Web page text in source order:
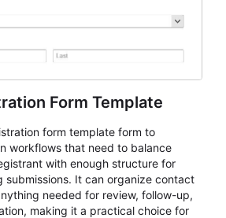
Form Template
form template form to
workflows that need to balance
with enough structure for
submissions. It can organize contact
needed for review, follow-up,
making it a practical choice for